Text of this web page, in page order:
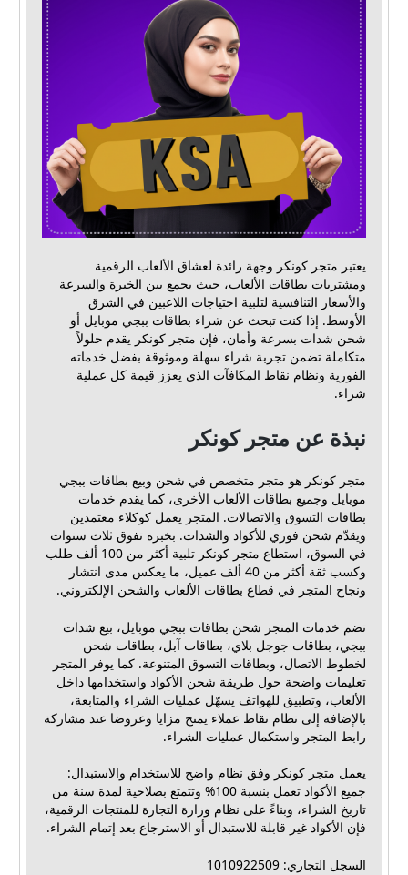
يعتبر متجر كونكر وجهة رائدة لعشاق الألعاب الرقمية
ومشتريات بطاقات الألعاب، حيث يجمع بين الخبرة والسرعة
والأسعار التنافسية لتلبية احتياجات اللاعبين في الشرق
الأوسط. إذا كنت تبحث عن شراء بطاقات ببجي موبايل أو
شحن شدات بسرعة وأمان، فإن متجر كونكر يقدم حلولاً
متكاملة تضمن تجربة شراء سهلة وموثوقة بفضل خدماته
الفورية ونظام نقاط المكافآت الذي يعزز قيمة كل عملية
شراء.
نبذة عن متجر كونكر
متجر كونكر هو متجر متخصص في شحن وبيع بطاقات ببجي
موبايل وجميع بطاقات الألعاب الأخرى، كما يقدم خدمات
بطاقات التسوق والاتصالات. المتجر يعمل كوكلاء معتمدين
ويقدّم شحن فوري للأكواد والشدات. بخبرة تفوق ثلاث سنوات
في السوق، استطاع متجر كونكر تلبية أكثر من 100 ألف طلب
وكسب ثقة أكثر من 40 ألف عميل، ما يعكس مدى انتشار
ونجاح المتجر في قطاع بطاقات الألعاب والشحن الإلكتروني.
تضم خدمات المتجر شحن بطاقات ببجي موبايل، بيع شدات
ببجي، بطاقات جوجل بلاي، بطاقات آبل، بطاقات شحن
لخطوط الاتصال، وبطاقات التسوق المتنوعة. كما يوفر المتجر
تعليمات واضحة حول طريقة شحن الأكواد واستخدامها داخل
الألعاب، وتطبيق للهواتف يسهّل عمليات الشراء والمتابعة،
بالإضافة إلى نظام نقاط عملاء يمنح مزايا وعروضا عند مشاركة
رابط المتجر واستكمال عمليات الشراء.
يعمل متجر كونكر وفق نظام واضح للاستخدام والاستبدال:
جميع الأكواد تعمل بنسبة 100% وتتمتع بصلاحية لمدة سنة من
تاريخ الشراء، وبناءً على نظام وزارة التجارة للمنتجات الرقمية،
فإن الأكواد غير قابلة للاستبدال أو الاسترجاع بعد إتمام الشراء.
السجل التجاري: 1010922509